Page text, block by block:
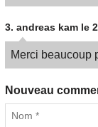
3. andreas kam le
Merci beaucoup
Nouveau